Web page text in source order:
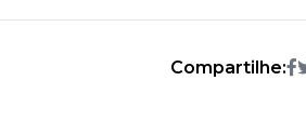
Compartilhe: